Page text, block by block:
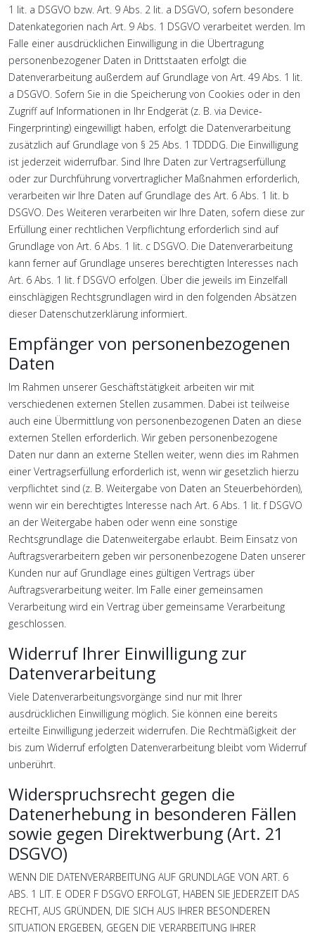
1 lit. a DSGVO bzw. Art. 9 Abs. 2 lit. a DSGVO, sofern besondere
Datenkategorien nach Art. 9 Abs. 1 DSGVO verarbeitet werden. Im
Falle einer ausdrücklichen Einwilligung in die Übertragung
personenbezogener Daten in Drittstaaten erfolgt die
Datenverarbeitung außerdem auf Grundlage von Art. 49 Abs. 1 lit.
a DSGVO. Sofern Sie in die Speicherung von Cookies oder in den
Zugriff auf Informationen in Ihr Endgerät (z. B. via Device-
Fingerprinting) eingewilligt haben, erfolgt die Datenverarbeitung
zusätzlich auf Grundlage von § 25 Abs. 1 TDDDG. Die Einwilligung
ist jederzeit widerrufbar. Sind Ihre Daten zur Vertragserfüllung
oder zur Durchführung vorvertraglicher Maßnahmen erforderlich,
verarbeiten wir Ihre Daten auf Grundlage des Art. 6 Abs. 1 lit. b
DSGVO. Des Weiteren verarbeiten wir Ihre Daten, sofern diese zur
Erfüllung einer rechtlichen Verpflichtung erforderlich sind auf
Grundlage von Art. 6 Abs. 1 lit. c DSGVO. Die Datenverarbeitung
kann ferner auf Grundlage unseres berechtigten Interesses nach
Art. 6 Abs. 1 lit. f DSGVO erfolgen. Über die jeweils im Einzelfall
einschlägigen Rechtsgrundlagen wird in den folgenden Absätzen
dieser Datenschutzerklärung informiert.
Empfänger von personenbezogenen
Daten
Im Rahmen unserer Geschäftstätigkeit arbeiten wir mit
verschiedenen externen Stellen zusammen. Dabei ist teilweise
auch eine Übermittlung von personenbezogenen Daten an diese
externen Stellen erforderlich. Wir geben personenbezogene
Daten nur dann an externe Stellen weiter, wenn dies im Rahmen
einer Vertragserfüllung erforderlich ist, wenn wir gesetzlich hierzu
verpflichtet sind (z. B. Weitergabe von Daten an Steuerbehörden),
wenn wir ein berechtigtes Interesse nach Art. 6 Abs. 1 lit. f DSGVO
an der Weitergabe haben oder wenn eine sonstige
Rechtsgrundlage die Datenweitergabe erlaubt. Beim Einsatz von
Auftragsverarbeitern geben wir personenbezogene Daten unserer
Kunden nur auf Grundlage eines gültigen Vertrags über
Auftragsverarbeitung weiter. Im Falle einer gemeinsamen
Verarbeitung wird ein Vertrag über gemeinsame Verarbeitung
geschlossen.
Widerruf Ihrer Einwilligung zur
Datenverarbeitung
Viele Datenverarbeitungsvorgänge sind nur mit Ihrer
ausdrücklichen Einwilligung möglich. Sie können eine bereits
erteilte Einwilligung jederzeit widerrufen. Die Rechtmäßigkeit der
bis zum Widerruf erfolgten Datenverarbeitung bleibt vom Widerruf
unberührt.
Widerspruchsrecht gegen die
Datenerhebung in besonderen Fällen
sowie gegen Direktwerbung (Art. 21
DSGVO)
WENN DIE DATENVERARBEITUNG AUF GRUNDLAGE VON ART. 6
ABS. 1 LIT. E ODER F DSGVO ERFOLGT, HABEN SIE JEDERZEIT DAS
RECHT, AUS GRÜNDEN, DIE SICH AUS IHRER BESONDEREN
SITUATION ERGEBEN, GEGEN DIE VERARBEITUNG IHRER